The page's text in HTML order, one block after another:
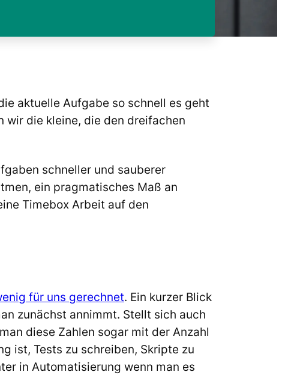
aktuelle Aufgabe so schnell es geht
wir die kleine, die den dreifachen
schneller und sauberer
ein pragmatisches Maß an
Timebox Arbeit auf den
für uns gerechnet. Ein kurzer Blick
zunächst annimmt. Stellt sich auch
diese Zahlen sogar mit der Anzahl
ist, Tests zu schreiben, Skripte zu
in Automatisierung wenn man es